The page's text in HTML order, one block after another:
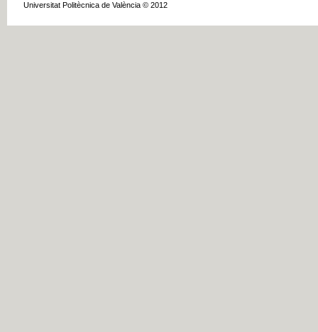
Universitat Politècnica de València © 2012